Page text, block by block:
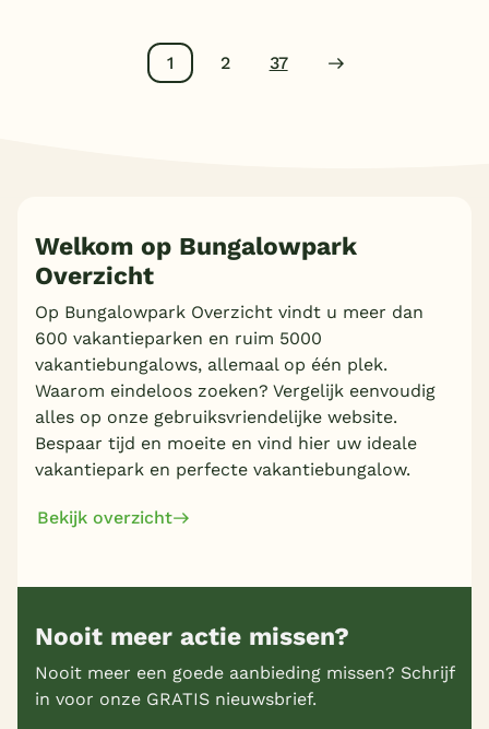
1 2 37
Welkom op Bungalowpark
Overzicht
Op Bungalowpark Overzicht vindt u meer dan
600 vakantieparken en ruim 5000
vakantiebungalows, allemaal op één plek.
Waarom eindeloos zoeken? Vergelijk eenvoudig
alles op onze gebruiksvriendelijke website.
Bespaar tijd en moeite en vind hier uw ideale
vakantiepark en perfecte vakantiebungalow.
Bekijk overzicht
Nooit meer actie missen?
Nooit meer een goede aanbieding missen? Schrijf
in voor onze GRATIS nieuwsbrief.